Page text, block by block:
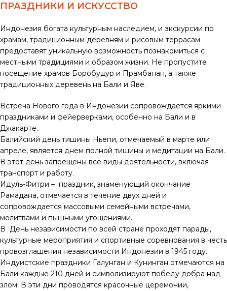
ПРАЗДНИКИ И ИСКУССТВО
Индонезия богата культурным наследием, и экскурсии по
храмам, традиционным деревням и рисовым террасам
предоставят уникальную возможность познакомиться с
местными традициями и образом жизни. Не пропустите
посещение храмов Боробудур и Прамбанан, а также
традиционных деревень на Бали и Яве.
Встреча Нового года в Индонезии сопровождается яркими
праздниками и фейерверками, особенно на Бали и в
Джакарте.
Балийский день тишины Ньепи, отмечаемый в марте или
апреле, является днем полной тишины и медитации на Бали.
В этот день запрещены все виды деятельности, включая
транспорт и работу.
Идуль-Фитри – праздник, знаменующий окончание
Рамадана, отмечается в течение двух дней и
сопровождается массовыми семейными встречами,
молитвами и пышными угощениями.
В День независимости по всей стране проходят парады,
культурные мероприятия и спортивные соревнования в честь
провозглашения независимости Индонезии в 1945 году.
Индуистские праздники Галунган и Кунинган отмечаются на
Бали каждые 210 дней и символизируют победу добра над
злом. В эти дни проводятся красочные церемонии,